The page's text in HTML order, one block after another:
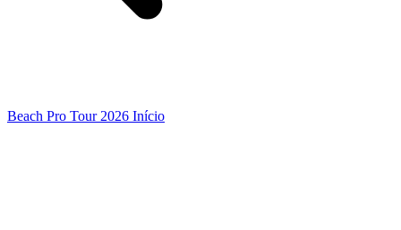
Beach Pro Tour 2026 Início